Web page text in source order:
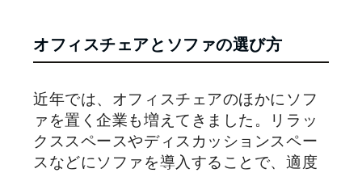
オフィスチェアとソファの選び方
近年では、オフィスチェアのほかにソフ
ァを置く企業も増えてきました。リラッ
クススペースやディスカッションスペー
スなどにソファを導入することで、適度